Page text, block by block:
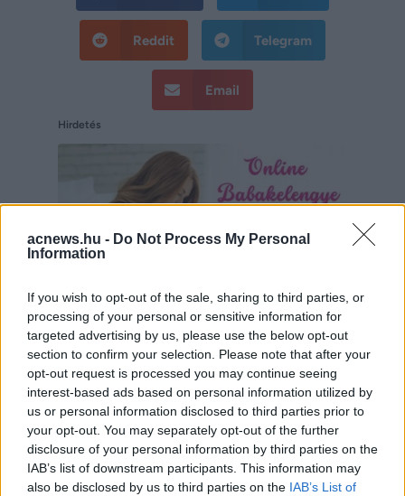
acnews.hu - Do Not Process My Personal
Information
If you wish to opt-out of the sale, sharing to third parties, or
processing of your personal or sensitive information for
targeted advertising by us, please use the below opt-out
section to confirm your selection. Please note that after your
opt-out request is processed you may continue seeing
interest-based ads based on personal information utilized by
us or personal information disclosed to third parties prior to
your opt-out. You may separately opt-out of the further
disclosure of your personal information by third parties on the
IAB’s list of downstream participants. This information may
also be disclosed by us to third parties on the IAB’s List of
Reddit Telegram
Email
Hirdetés
Hirdetés